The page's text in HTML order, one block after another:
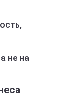
не на